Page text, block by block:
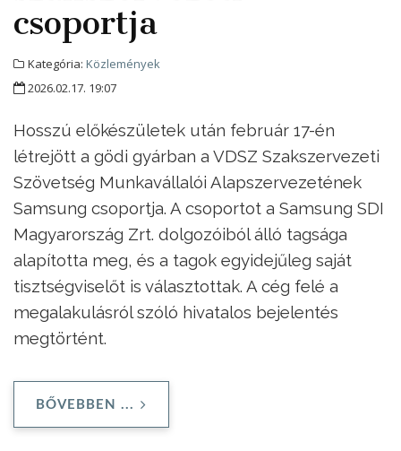
csoportja
Kategória: Közlemények
2026.02.17. 19:07
Hosszú előkészületek után február 17-én
létrejött a gödi gyárban a VDSZ Szakszervezeti
Szövetség Munkavállalói Alapszervezetének
Samsung csoportja. A csoportot a Samsung SDI
Magyarország Zrt. dolgozóiból álló tagsága
alapította meg, és a tagok egyidejűleg saját
tisztségviselőt is választottak. A cég felé a
megalakulásról szóló hivatalos bejelentés
megtörtént.
BŐVEBBEN ...